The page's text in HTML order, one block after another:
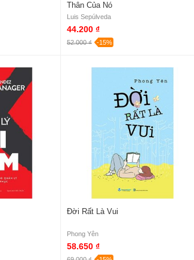
Thân Của Nó
Luis Sepúlveda
44.200 ₫
52.000 ₫ -15%
Đời Rất Là Vui
Phong Yên
58.650 ₫